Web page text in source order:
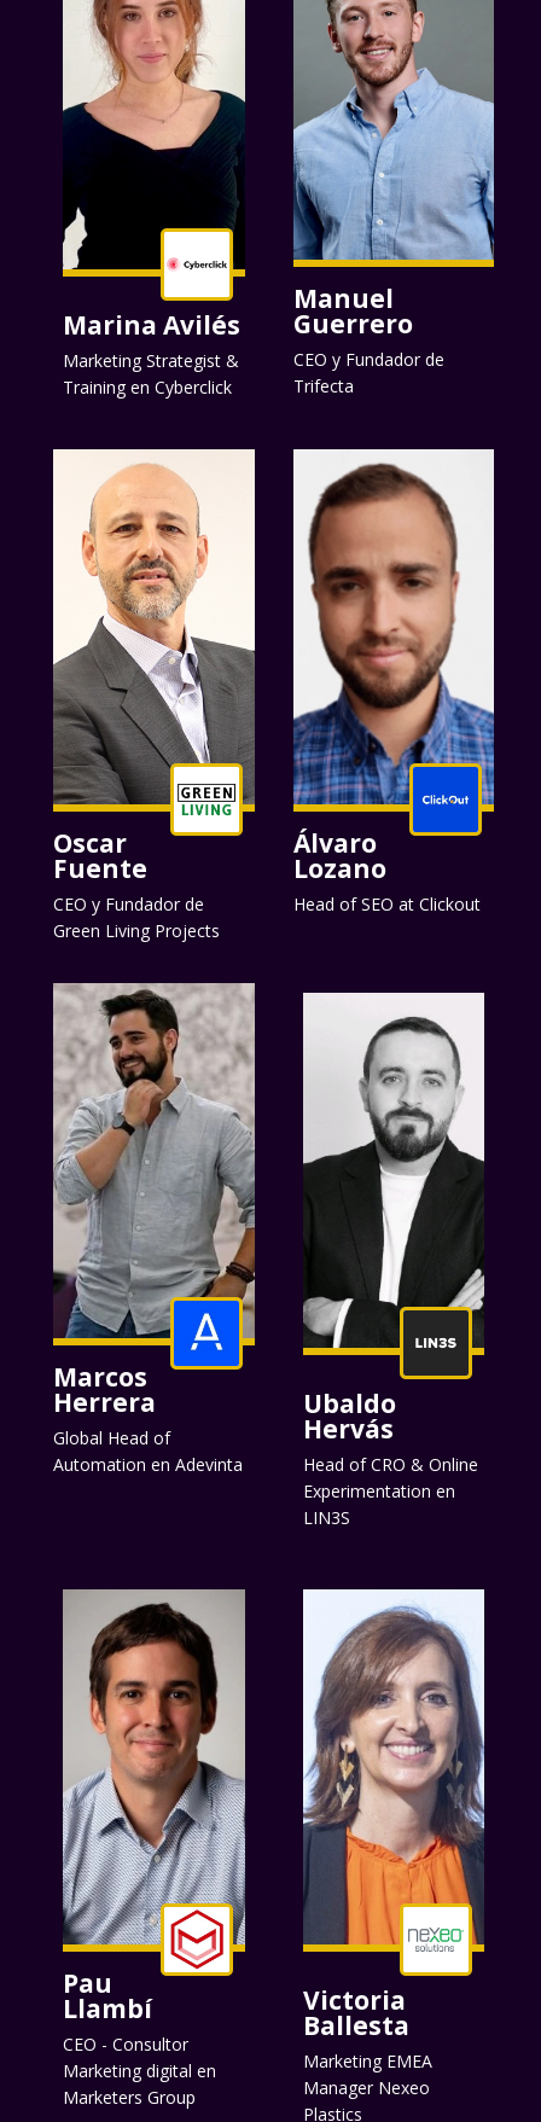
Marina Avilés
Marketing Strategist &
Training en Cyberclick
Manuel
Guerrero
CEO y Fundador de
Trifecta
Oscar
Fuente
CEO y Fundador de
Green Living Projects
Álvaro
Lozano
Head of SEO at Clickout
Marcos
Herrera
Global Head of
Automation en Adevinta
Ubaldo
Hervás
Head of CRO & Online
Experimentation en
LIN3S
Pau
Llambí
CEO - Consultor
Marketing digital en
Marketers Group
Victoria
Ballesta
Marketing EMEA
Manager Nexeo
Plastics